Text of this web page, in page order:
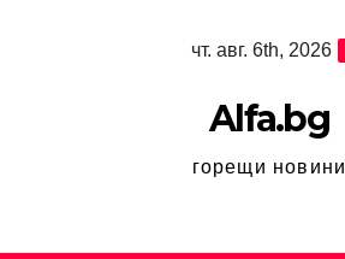
чт. авг. 6th, 2026
Alfa.bg
горещи новини